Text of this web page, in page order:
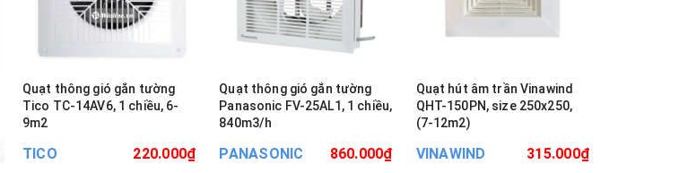
Quạt thông gió gắn tường
Tico TC-14AV6, 1 chiều, 6-
9m2
TICO 220.000₫
Quạt thông gió gắn tường
Panasonic FV-25AL1, 1 chiều,
840m3/h
PANASONIC 860.000₫
Quạt hút âm trần Vinawind
QHT-150PN, size 250x250,
(7-12m2)
VINAWIND 315.000₫